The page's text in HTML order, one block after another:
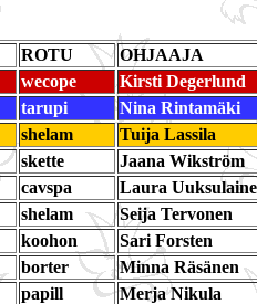
ROTU
OHJAAJA
wecope
Kirsti Degerlund
tarupi
Nina Rintamäki
shelam
Tuija Lassila
skette
Jaana Wikström
cavspa
Laura
shelam
Seija Tervonen
koohon
Sari Forsten
borter
Minna Räsänen
papill
Merja Nikula